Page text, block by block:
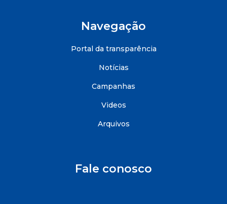
Navegação
Portal da transparência
Notícias
Campanhas
Videos
Arquivos
Fale conosco